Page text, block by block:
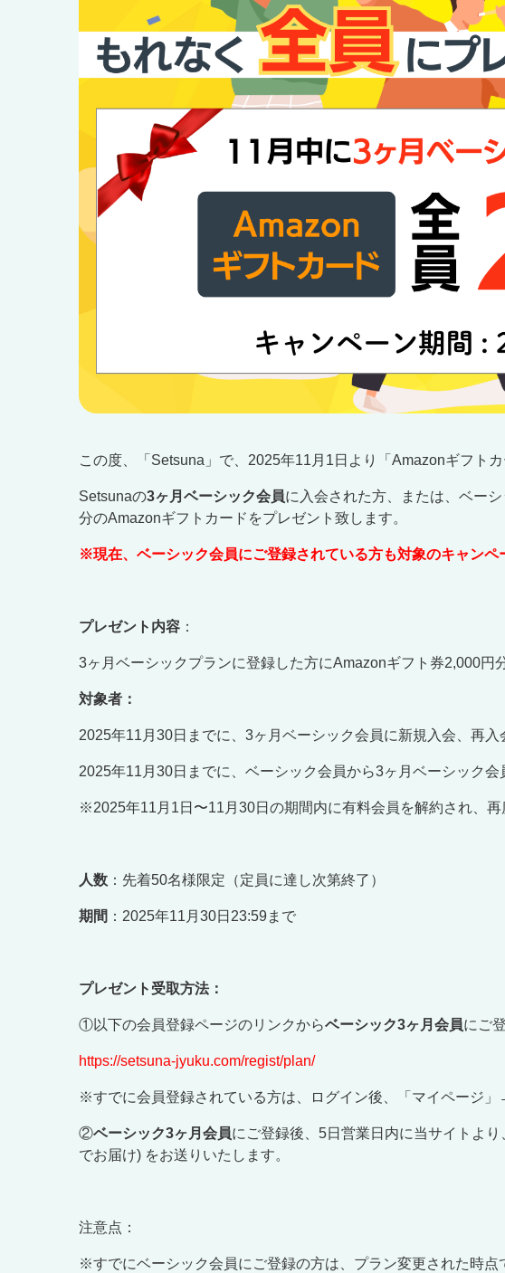
この度、「Setsuna」で、2025年11月1日より「Amazonギフト
Setsunaの3ヶ月ベーシック会員に入会された方、または、ベー
分のAmazonギフトカードをプレゼント致します。
※現在、ベーシック会員にご登録されている方も対象のキャンペ
プレゼント内容 ：
3ヶ月ベーシックプランに登録した方にAmazonギフト券2,000円
対象者：
2025年11月30日までに、3ヶ月ベーシック会員に新規入会、再入
2025年11月30日までに、ベーシック会員から3ヶ月ベーシック
※2025年11月1日〜11月30日の期間内に有料会員を解約され、再
人数 ：先着50名様限定（定員に達し次第終了）
期間 ：2025年11月30日23:59まで
プレゼント受取方法：
①以下の会員登録ページのリンクからベーシック3ヶ月会員にご
https://setsuna-jyuku.com/regist/plan/
※すでに会員登録されている方は、ログイン後、「マイページ
②ベーシック3ヶ月会員にご登録後、5日営業日内に当サイトよ
でお届け) をお送りいたします。
注意点：
※すでにベーシック会員にご登録の方は、プラン変更された時